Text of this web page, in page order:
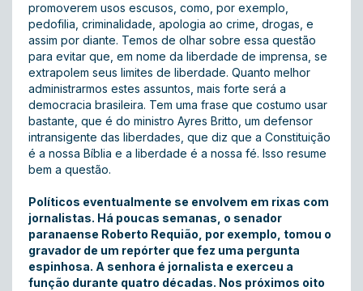
promoverem usos escusos, como, por exemplo,
pedofilia, criminalidade, apologia ao crime, drogas, e
assim por diante. Temos de olhar sobre essa questão
para evitar que, em nome da liberdade de imprensa, se
extrapolem seus limites de liberdade. Quanto melhor
administrarmos estes assuntos, mais forte será a
democracia brasileira. Tem uma frase que costumo usar
bastante, que é do ministro Ayres Britto, um defensor
intransigente das liberdades, que diz que a Constituição
é a nossa Bíblia e a liberdade é a nossa fé. Isso resume
bem a questão.
Políticos eventualmente se envolvem em rixas com
jornalistas. Há poucas semanas, o senador
paranaense Roberto Requião, por exemplo, tomou o
gravador de um repórter que fez uma pergunta
espinhosa. A senhora é jornalista e exerceu a
função durante quatro décadas. Nos próximos oito